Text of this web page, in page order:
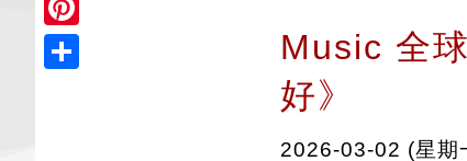
Pinterest
Music 全
好》
2026-03-02 (星期